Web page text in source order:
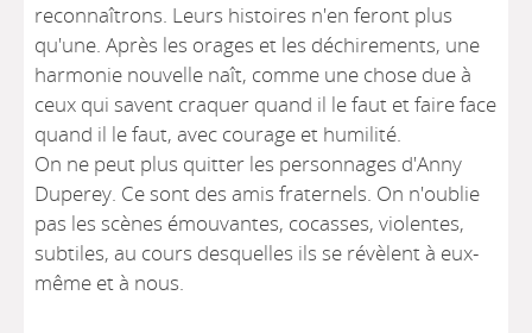
reconnaîtrons. Leurs histoires n'en feront plus
qu'une. Après les orages et les déchirements, une
harmonie nouvelle naît, comme une chose due à
ceux qui savent craquer quand il le faut et faire face
quand il le faut, avec courage et humilité.
On ne peut plus quitter les personnages d'Anny
Duperey. Ce sont des amis fraternels. On n'oublie
pas les scènes émouvantes, cocasses, violentes,
subtiles, au cours desquelles ils se révèlent à eux-
même et à nous.